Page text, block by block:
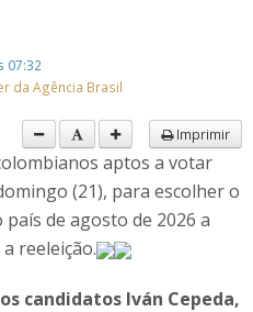
07:32
da Agência Brasil
Imprimir
aptos a votar
(21), para escolher o
de agosto de 2026 a
reeleição.
candidatos Iván Cepeda,